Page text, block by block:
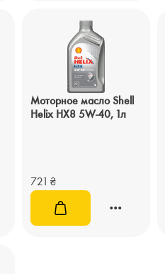
Моторное масло Shell
Helix HX8 5W-40, 1л
721 ₴